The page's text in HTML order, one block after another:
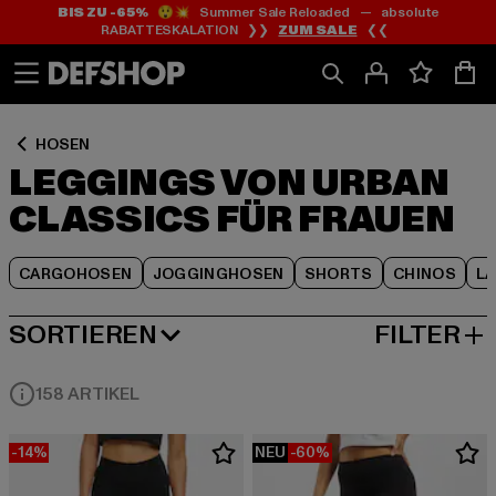
Zum
Inhalt
springen
Zum
Fußzeile
springen
BIS ZU -65%😲💥 Summer Sale Reloaded — absolute
RABATTESKALATION ❯❯ ZUM SALE ❮❮
HOSEN
LEGGINGS VON URBAN
CLASSICS FÜR FRAUEN
CARGOHOSEN JOGGINGHOSEN SHORTS CHINOS
Zum
Produktraster
springen
SORTIEREN
BELIEBTESTE FILTER
158 ARTIKEL
-14% NEU -60%